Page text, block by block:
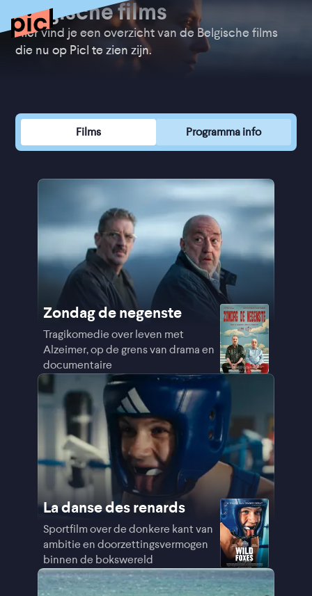
Belgische films
Hier vind je een overzicht van de Belgische films
die nu op Picl te zien zijn.
Films Programma info
Zondag de negenste
Tragikomedie over leven met
Alzeimer, op de grens van drama en
documentaire
La danse des renards
Sportfilm over de donkere kant van
ambitie en doorzettingsvermogen
binnen de bokswereld